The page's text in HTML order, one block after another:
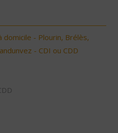
domicile - Plourin, Brélès,
- CDI ou CDD